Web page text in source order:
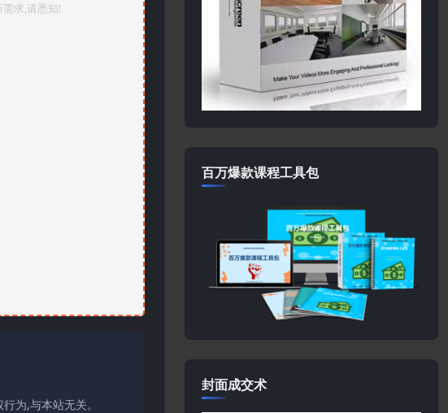
求,请悉知!
为,与本站无关。
百万爆款课程工具包
封面成交术